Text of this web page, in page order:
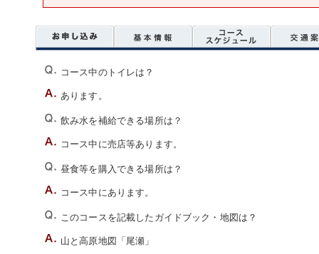
コース中のトイレは？
あります。
飲み水を補給できる場所は？
コース中に売店等あります。
昼食等を購入できる場所は？
コース中にあります。
このコースを記載したガイドブック・地図は？
山と高原地図「尾瀬」